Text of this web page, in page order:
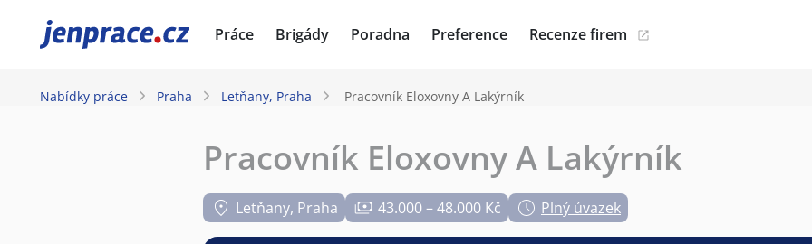
JenPráce.cz Práce Brigády Poradna Preference Recenze firem
Nabídky práce Praha Letňany, Praha Pracovník Eloxovny A Lakýrník
Pracovník Eloxovny A Lakýrník
Letňany, Praha 43.000 – 48.000 Kč Plný úvazek